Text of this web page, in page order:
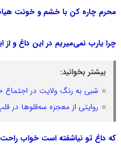
محرم چاره کن با خشم و خونت
چرا یارب نمی‌میریم در این داغ و از
بیشتر بخوانید:
شبی به رنگ ولایت در اجتماع
روایتی از معجزه سه‌قلوها در
که داغ تو نیاشفته است خواب راحت